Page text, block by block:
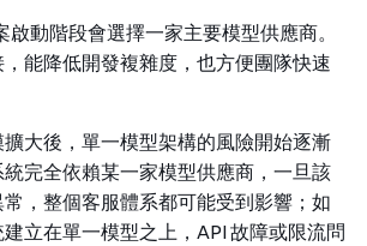
啟動階段會選擇一家主要模型供應商。
能降低開發複雜度，也方便團隊快速
大後，單一模型架構的風險開始逐漸
完全依賴某一家模型供應商，一旦該
，整個客服體系都可能受到影響；如
立在單一模型之上，API 故障或限流問